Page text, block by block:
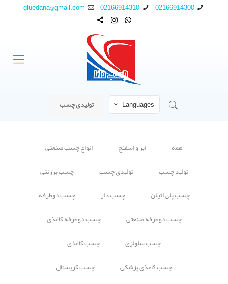
02166914300
02166914310
gluedana@gmail.com
Languages تولیدی چسب
همه ابر و اسفنج
انواع چسب صنعتی
تولید چسب
تولیدی چسب
چسب برزنتی
چسب پلی اتیلن
چسب دار
چسب دوطرفه
چسب دوطرفه صنعتی
چسب دوطرفه کاغذی
چسب سلولزی
چسب کاغذی
چسب کاغذی پزشکی
چسب کریستال